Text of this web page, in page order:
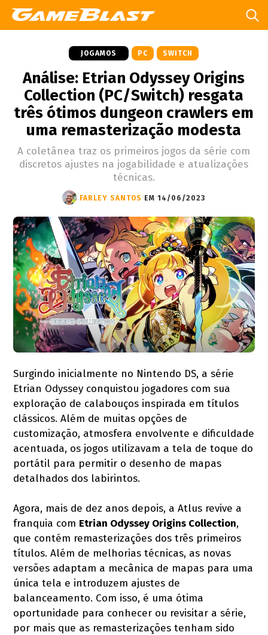
JOGAMOS PC SWITCH
Análise: Etrian Odyssey Origins
Collection (PC/Switch) resgata
três ótimos dungeon crawlers em
uma remasterização modesta
A coletânea traz os primeiros jogos da série com
discretos ajustes na jogabilidade e atualizações
técnicas.
FARLEY SANTOS EM 14/06/2023
Surgindo inicialmente no Nintendo DS, a série
Etrian Odyssey conquistou jogadores com sua
exploração de calabouços inspirada em títulos
clássicos. Além de muitas opções de
customização, atmosfera envolvente e dificuldade
acentuada, os jogos utilizavam a tela de toque do
portátil para permitir o desenho de mapas
detalhados dos labirintos.
Agora, mais de dez anos depois, a Atlus revive a
franquia com Etrian Odyssey Origins Collection,
que contém remasterizações dos três primeiros
títulos. Além de melhorias técnicas, as novas
versões adaptam a mecânica de mapas para uma
única tela e introduzem ajustes de
balanceamento. Com isso, é uma ótima
oportunidade para conhecer ou revisitar a série,
por mais que as remasterizações tenham sido